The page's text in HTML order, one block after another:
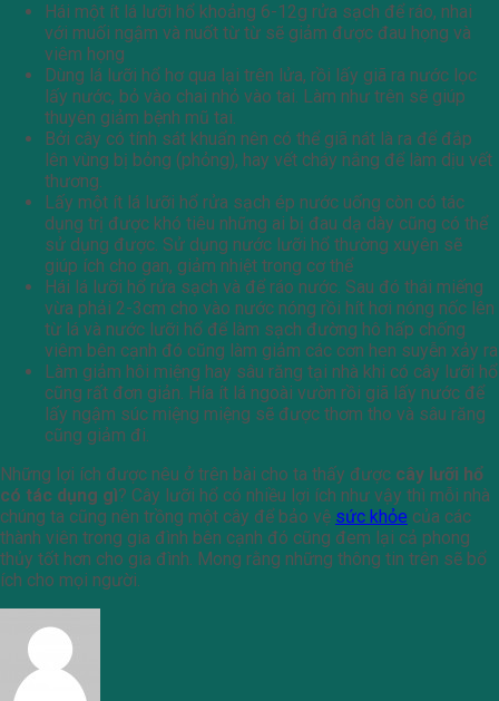
Hái một ít lá lưỡi hổ khoảng 6-12g rửa sạch để ráo, nhai
với muối ngậm và nuốt từ từ sẽ giảm được đau họng và
viêm họng
Dùng lá lưỡi hổ hơ qua lại trên lửa, rồi lấy giã ra nước lọc
lấy nước, bỏ vào chai nhỏ vào tai. Làm như trên sẽ giúp
thuyên giảm bệnh mũ tai.
Bởi cây có tính sát khuẩn nên có thể giã nát là ra để đắp
lên vùng bị bỏng (phỏng), hay vết cháy nắng để làm dịu vết
thương.
Lấy một ít lá lưỡi hổ rửa sạch ép nước uống còn có tác
dụng trị được khó tiêu những ai bị đau dạ dày cũng có thể
sử dụng được. Sử dụng nước lưỡi hổ thường xuyên sẽ
giúp ích cho gan, giảm nhiệt trong cơ thể
Hái lá lưỡi hổ rửa sạch và để ráo nước. Sau đó thái miếng
vừa phải 2-3cm cho vào nước nóng rồi hít hơi nóng nốc lên
từ lá và nước lưỡi hổ để làm sạch đường hô hấp chống
viêm bên cạnh đó cũng làm giảm các cơn hen suyễn xảy ra
Làm giảm hôi miệng hay sâu răng tại nhà khi có cây lưỡi hổ
cũng rất đơn giản. Hía ít lá ngoài vườn rồi giã lấy nước để
lấy ngậm súc miệng miệng sẽ được thơm tho và sâu răng
cũng giảm đi.
Những lợi ích được nêu ở trên bài cho ta thấy được cây lưỡi hổ
có tác dụng gì? Cây lưỡi hổ có nhiều lợi ích như vậy thì mỗi nhà
chúng ta cũng nên trồng một cây để bảo vệ sức khỏe của các
thành viên trong gia đình bên cạnh đó cũng đem lại cả phong
thủy tốt hơn cho gia đình. Mong rằng những thông tin trên sẽ bổ
ích cho mọi người.